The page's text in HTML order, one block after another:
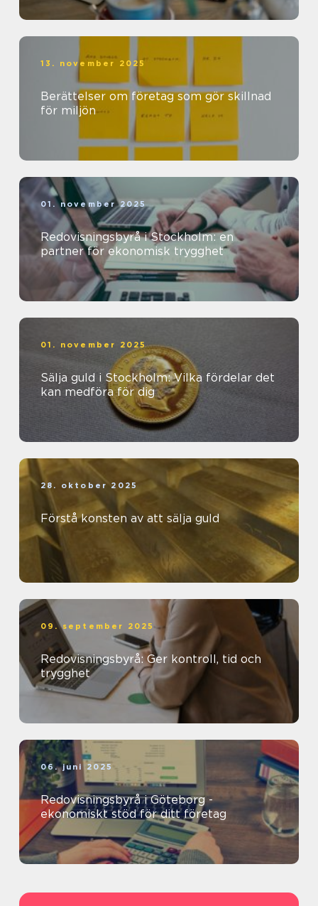
13. november 2025
Berättelser om företag som gör skillnad
för miljön
01. november 2025
Redovisningsbyrå i Stockholm: en
partner för ekonomisk trygghet
01. november 2025
Sälja guld i Stockholm: Vilka fördelar det
kan medföra för dig
28. oktober 2025
Förstå konsten av att sälja guld
09. september 2025
Redovisningsbyrå: Ger kontroll, tid och
trygghet
06. juni 2025
Redovisningsbyrå i Göteborg -
ekonomiskt stöd för ditt företag